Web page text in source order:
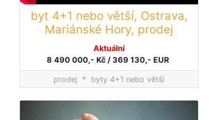
byt 4+1 nebo větší, Ostrava,
Mariánské Hory, prodej
Aktuální
8 490 000,- Kč / 369 130,- EUR
prodej * byty 4+1 nebo větší